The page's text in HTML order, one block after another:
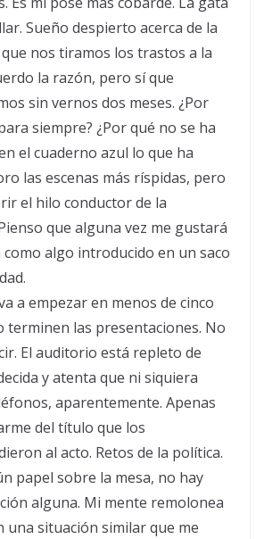
Sueño despierto acerca de la
nos tiramos los trastos a la
la razón, pero sí que
sin vernos dos meses. ¿Por
siempre? ¿Por qué no se ha
el cuaderno azul lo que ha
las escenas más ríspidas, pero
el hilo conductor de la
que alguna vez me gustará
algo introducido en un saco
a empezar en menos de cinco
terminen las presentaciones. No
El auditorio está repleto de
y atenta que ni siquiera
aparentemente. Apenas
del título que los
al acto. Retos de la política.
papel sobre la mesa, no hay
alguna. Mi mente remolonea
una situación similar que me